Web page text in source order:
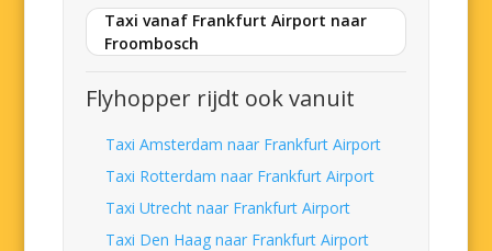
Taxi vanaf Frankfurt Airport naar
Froombosch
Flyhopper rijdt ook vanuit
Taxi Amsterdam naar Frankfurt Airport
Taxi Rotterdam naar Frankfurt Airport
Taxi Utrecht naar Frankfurt Airport
Taxi Den Haag naar Frankfurt Airport